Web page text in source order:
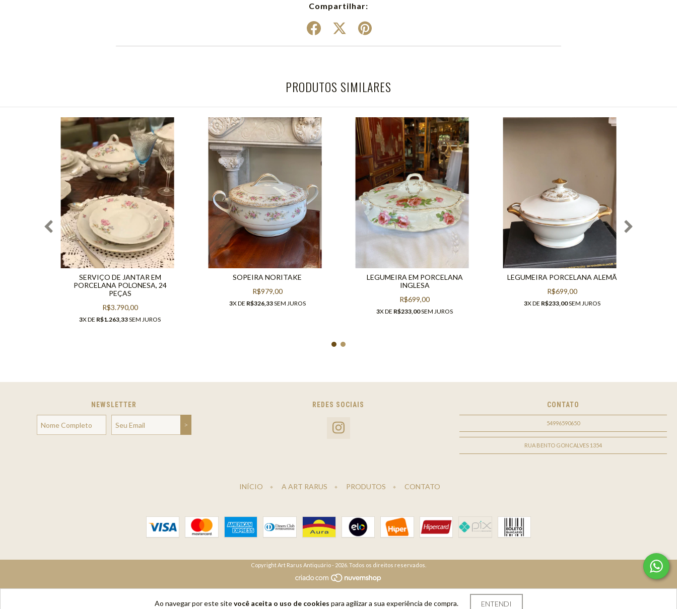
Ao navegar por este sitevocê aceita o uso de cookies para agilizar a sua experiência de compra. ENTENDI
Compartilhar:
PRODUTOS SIMILARES
SERVIÇO DE JANTAR EM
PORCELANA POLONESA, 24
PEÇAS
R$3.790,00
3X DE R$1.263,33SEM JUROS
SOPEIRA NORITAKE
R$979,00
3X DE R$326,33SEM JUROS
LEGUMEIRA EM PORCELANA
INGLESA
R$699,00
3X DE R$233,00SEM JUROS
LEGUMEIRA PORCELANA ALEMÃ
R$699,00
3X DE R$233,00SEM JUROS
NEWSLETTER REDES SOCIAIS CONTATO
54996590650
RUA BENTO GONCALVES 1354
INÍCIO A ART RARUS PRODUTOS CONTATO
Copyright Art Rarus Antiquário - 2026. Todos os direitos reservados.